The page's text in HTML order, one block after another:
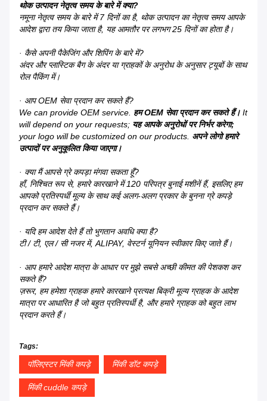
थोक उत्पादन नेतृत्व समय के बारे में क्या?
नमूना नेतृत्व समय के बारे में 7 दिनों का है, थोक उत्पादन का नेतृत्व समय आपके
आदेश द्वारा तय किया जाता है, यह आमतौर पर लगभग 25 दिनों का होता है।
· कैसे अपनी पैकेजिंग और शिपिंग के बारे में?
अंदर और प्लास्टिक बैग के अंदर या ग्राहकों के अनुरोध के अनुसार ट्यूबों के साथ
रोल पैकिंग में।
· आप OEM सेवा प्रदान कर सकते हैं?
We can provide OEM service. हम OEM सेवा प्रदान कर सकते हैं। It
will depend on your requests; यह आपके अनुरोधों पर निर्भर करेगा;
your logo will be customized on our products. अपने लोगो हमारे
उत्पादों पर अनुकूलित किया जाएगा।
· क्या मैं आपसे ग्रे कपड़ा मंगवा सकता हूँ?
हाँ, निश्चित रूप से, हमारे कारखाने में 120 परिपत्र बुनाई मशीनें हैं, इसलिए हम
आपको प्रतिस्पर्धी मूल्य के साथ कई अलग-अलग प्रकार के बुनना ग्रे कपड़े
प्रदान कर सकते हैं।
· यदि हम आदेश देते हैं तो भुगतान अवधि क्या है?
टी / टी, एल / सी नजर में, ALIPAY, वेस्टर्न यूनियन स्वीकार किए जाते हैं।
· आप हमारे आदेश मात्रा के आधार पर मुझे सबसे अच्छी कीमत की पेशकश कर
सकते हैं?
ज़रूर, हम हमेशा ग्राहक हमारे कारखाने प्रत्यक्ष बिक्री मूल्य ग्राहक के आदेश
मात्रा पर आधारित है जो बहुत प्रतिस्पर्धी है, और हमारे ग्राहक को बहुत लाभ
प्रदान करते हैं।
Tags:
पॉलिएस्टर मिंकी कपड़े मिंकी डॉट कपड़े
मिंकी cuddle कपड़े